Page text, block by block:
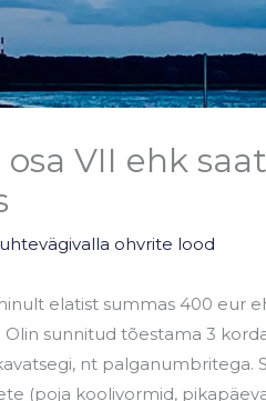
VII ehk
ohvrite lood
elatist summas 400 eur
sunnitud tõestama 3
nt palganumbritega.
(poja koolivormid,